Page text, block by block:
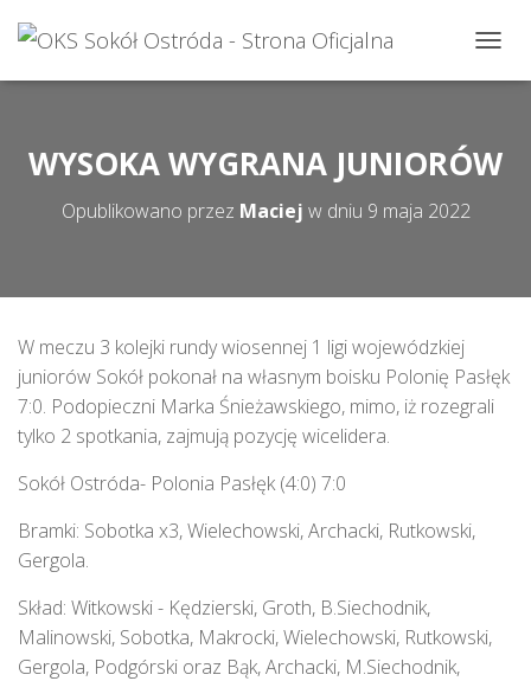
R
Ł
Ą
C
J
Ę
WYSOKA WYGRANA JUNIORÓW
Opublikowano przez Maciej w dniu 9 maja 2022
W meczu 3 kolejki rundy wiosennej 1 ligi wojewódzkiej
juniorów Sokół pokonał na własnym boisku Polonię Pasłęk
7:0. Podopieczni Marka Śnieżawskiego, mimo, iż rozegrali
tylko 2 spotkania, zajmują pozycję wicelidera.
Sokół Ostróda- Polonia Pasłęk (4:0) 7:0
Bramki: Sobotka x3, Wielechowski, Archacki, Rutkowski,
Gergola.
Skład: Witkowski - Kędzierski, Groth, B.Siechodnik,
Malinowski, Sobotka, Makrocki, Wielechowski, Rutkowski,
Gergola, Podgórski oraz Bąk, Archacki, M.Siechodnik,